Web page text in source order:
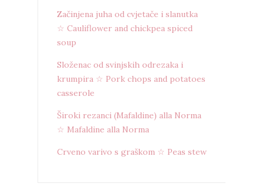
Začinjena juha od cvjetače i slanutka
☆ Cauliflower and chickpea spiced
soup
Složenac od svinjskih odrezaka i
krumpira ☆ Pork chops and potatoes
casserole
Široki rezanci (Mafaldine) alla Norma
☆ Mafaldine alla Norma
Crveno varivo s graškom ☆ Peas stew